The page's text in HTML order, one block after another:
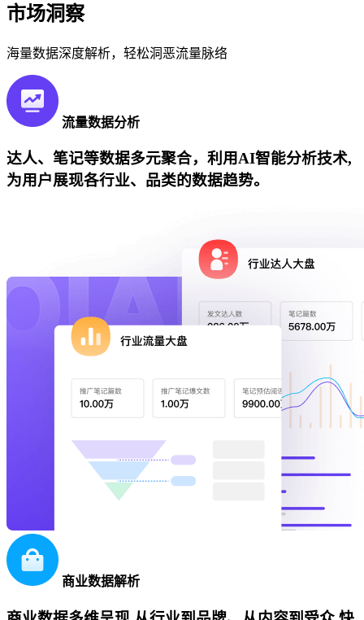
市场洞察
海量数据深度解析，轻松洞恶流量脉络
流量数据分析
达人、笔记等数据多元聚合，利用AI智能分析技术,
为用户展现各行业、品类的数据趋势。
商业数据解析